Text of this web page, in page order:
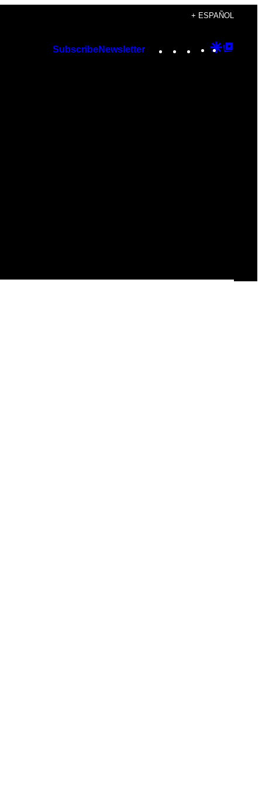
+ ESPAÑOL
SubscribeNewsletter Instagram
TikTok
YouTube
Google